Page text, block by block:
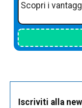
Scopri i
Iscriviti alla